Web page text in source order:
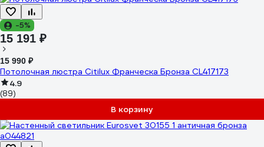
-5%
15 191 ₽
15 990 ₽
Потолочная люстра Citilux Франческа Бронза CL417173
4.9
(89)
В корзину